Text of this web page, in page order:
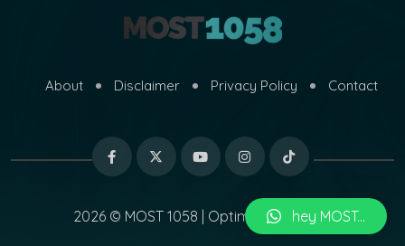
About Disclaimer Privacy Policy Contact
2026 © MOST 1058 | Optimized byMARI
hey MOST...